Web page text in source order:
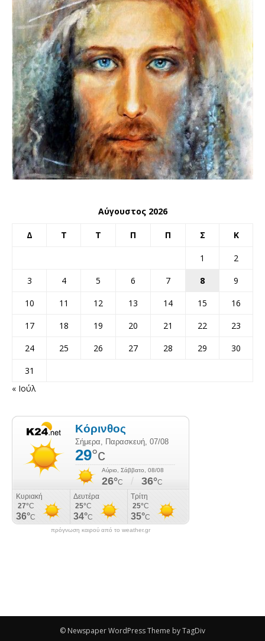
Αύγουστος 2026
Δ Τ Τ Π Π Σ Κ
1
2
3
4 5 6 7 8
9
10
11 12 13 14 15
16
17
18 19 20 21 22
23
24
25 26 27 28 29
30
31
« Ιούλ
πρόγνωση καιρού από το weather.gr
© Newspaper WordPress Theme by TagDiv